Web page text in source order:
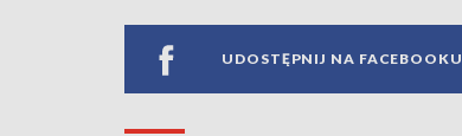
UDOSTĘPNIJ NA FACEBOOKU